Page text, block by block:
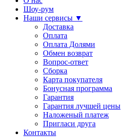
Шоу-рум
Наши сервисы ▼
Доставка
Оплата
Оплата Долями
Обмен возврат
Вопрос-ответ
Сборка
Карта покупателя
Бонусная программа
Гарантия
Гарантия лучшей цены
Наложеный платеж
Пригласи друга
Контакты